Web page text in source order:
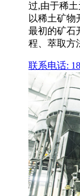
过,由于稀
以稀土矿物
最初的矿石
程、萃取方
联系电话: